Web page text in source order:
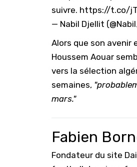
suivre. https://t.co/
— Nabil Djellit
Alors que son avenir
Houssem Aouar
vers la sélection
semaines,
mars."
Fabien
Fondateur du site